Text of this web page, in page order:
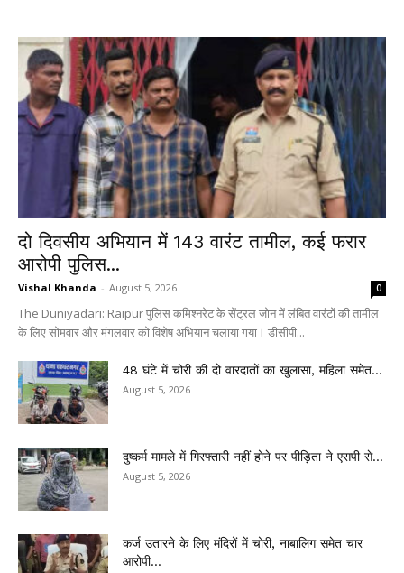
दो दिवसीय अभियान में 143 वारंट तामील, कई फरार
आरोपी पुलिस...
Vishal Khanda - August 5, 2026 0
The Duniyadari: Raipur पुलिस कमिश्नरेट के सेंट्रल जोन में लंबित वारंटों की तामील
के लिए सोमवार और मंगलवार को विशेष अभियान चलाया गया। डीसीपी...
48 घंटे में चोरी की दो वारदातों का खुलासा, महिला समेत...
August 5, 2026
दुष्कर्म मामले में गिरफ्तारी नहीं होने पर पीड़िता ने एसपी से...
August 5, 2026
कर्ज उतारने के लिए मंदिरों में चोरी, नाबालिग समेत चार
आरोपी...